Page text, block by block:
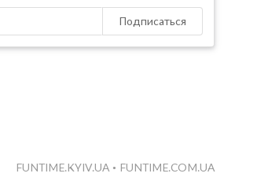
Подписаться
FUNTIME.KYIV.UA • FUNTIME.COM.UA